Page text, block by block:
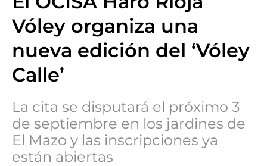
Vóley organiza una
nueva edición del ‘Vóley
Calle’
La cita se disputará el próximo 3
de septiembre en los jardines de
El Mazo y las inscripciones ya
están abiertas